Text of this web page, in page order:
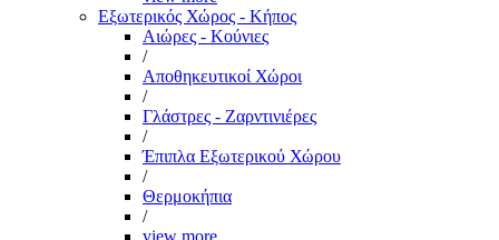
Εξωτερικός Χώρος - Κήπος
Αιώρες - Κούνιες
/
Αποθηκευτικοί Χώροι
/
Γλάστρες - Ζαρντινιέρες
/
Έπιπλα Εξωτερικού Χώρου
/
Θερμοκήπια
/
view more